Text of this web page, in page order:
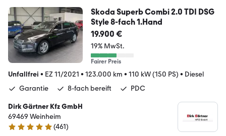
Skoda Superb Combi 2.0 TDI DSG
Style 8-fach 1.Hand
19.900 €
19% MwSt.
Fairer Preis
Unfallfrei • EZ 11/2021 • 123.000 km • 110 kW (150 PS) • Diesel
Garantie
8-fach bereift PDC
Dirk Gärtner Kfz GmbH
69469 Weinheim
4.9 Sterne
(461)